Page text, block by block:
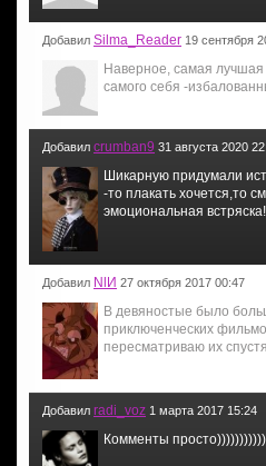
Добавил Silma_Reader 19 сентября
Наверное, самая лучшая
самого себя -
Добавил crumban9 31 августа 2020
Шикарную придумали
-то плакать хочется,то
эмоциональная
Добавил NlИ 27 октября 2017 00:47
В девяностые было
приключенческих
пересматриваю их
Добавил radi_voz 1 марта 2017 15:24
Комменты